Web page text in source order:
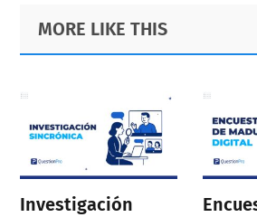
Primary
Sidebar
Footer
MORE LIKE THIS
Investigación